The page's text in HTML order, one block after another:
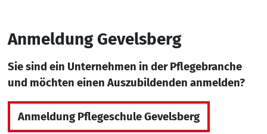
Anmeldung Gevelsberg
Sie sind ein Unternehmen in der Pflegebranche
und möchten einen Auszubildenden anmelden?
Anmeldung Pflegeschule Gevelsberg